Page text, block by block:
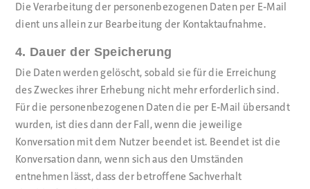
Die Verarbeitung der personenbezogenen Daten per E-Mail
dient uns allein zur Bearbeitung der Kontaktaufnahme.
4. Dauer der Speicherung
Die Daten werden gelöscht, sobald sie für die Erreichung
des Zweckes ihrer Erhebung nicht mehr erforderlich sind.
Für die personenbezogenen Daten die per E-Mail übersandt
wurden, ist dies dann der Fall, wenn die jeweilige
Konversation mit dem Nutzer beendet ist. Beendet ist die
Konversation dann, wenn sich aus den Umständen
entnehmen lässt, dass der betroffene Sachverhalt